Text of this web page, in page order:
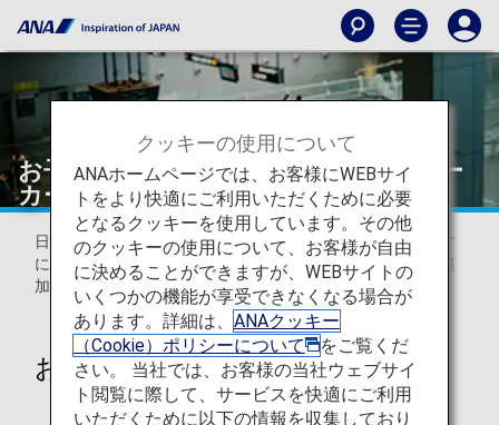
お子様（幼児・小児）の手荷物、ベビー
カー・車いす（日本国内線）
日本国内線におけるお子様の手荷物や、ベビーカー、車いす
についてのご案内です。お客様ご自身が使用される場合、追
加料金なくお預かりいたします。
お子様（幼児・小児）の手荷物
クッキーの使用について
ANAホームページでは、お客様にWEBサイ
トをより快適にご利用いただくために必要
となるクッキーを使用しています。その他
のクッキーの使用について、お客様が自由
に決めることができますが、WEBサイトの
いくつかの機能が享受できなくなる場合が
あります。詳細は、 ANAクッキー
（Cookie）ポリシーについて
をご覧くだ
さい。 当社では、お客様の当社ウェブサイ
ト閲覧に際して、サービスを快適にご利用
いただくために以下の情報を収集しており